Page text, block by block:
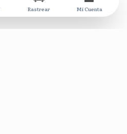
Rastrear Mi Cuenta